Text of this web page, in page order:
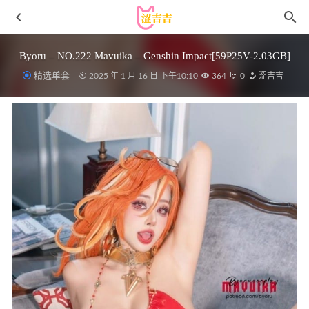
Byoru – NO.222 Mavuika – Genshin Impact[59P25V-2.03GB]
精选单套 2025 年 1 月 16 日 下午10:10 364 0 涩吉吉
[Xiuren秀人网]2023.03.13 NO.6406 小蛮妖Yummy[83+1P／
654MB] 2023-07-24
[Xiuren秀人网]2024.04.15 NO.8392 宝宝甜[64+1P/593MB]
2024-08-31
阿包也是兔娘 – NO.065 fate妖精骑士崔斯坦[34P-251MB]
2023-02-03
Yuna(윤아) – NO.49 [SAINT Photolife]Golden [63P-319MB]